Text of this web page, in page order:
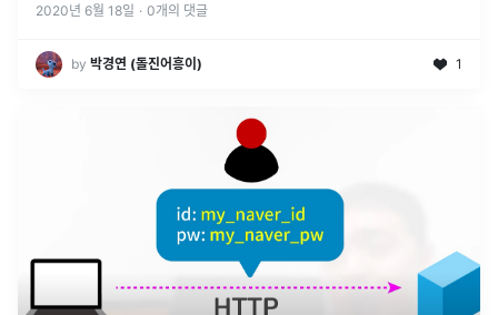
2020년 6월 18일 · 0개의 댓글
by 박경연 (돌진어흥이) 1